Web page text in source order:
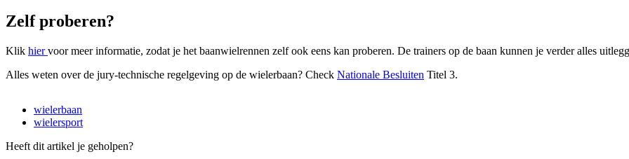
Zelf proberen?
Klik hiervoor meer informatie, zodat je het baanwielrennen zelf ook eens kan proberen. De trainers op de baan kunnen je verder alles
Alles weten over de jury-technische regelgeving op de wielerbaan? Check Nationale Besluiten Titel 3.
wielerbaan
wielersport
Heeft dit artikel je geholpen?